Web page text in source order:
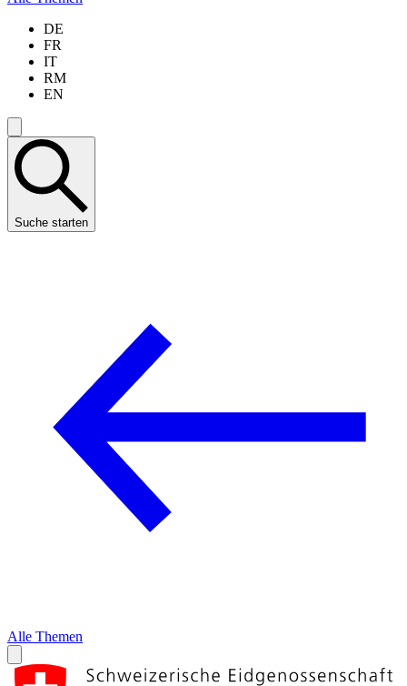
DE
FR
IT
RM
EN
Suche starten
Alle Themen